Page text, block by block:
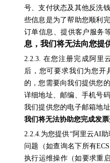
号、支付状态及其他反洗
些信息是为了帮助您顺利
订单信息、提供客户服务
息，我们将无法向您提
2.2.3. 在您注册完成阿里
后，您可要求我们为您开
的，您需要向我们提供您
详细地址、邮编 、手机号
我们提供您的电子邮箱地址
我们将无法协助您完成发票
2.2.4.为您提供“阿里云AI
问题（如查询名下所有
执行运维操作（如要求重